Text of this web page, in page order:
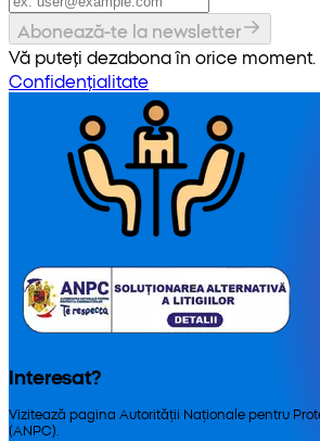
Abonează-te la newsletter
Vă puteți dezabona în orice moment.
Confidențialitate
Interesat?
Vizitează pagina Autorității Naționale pentru
(ANPC).